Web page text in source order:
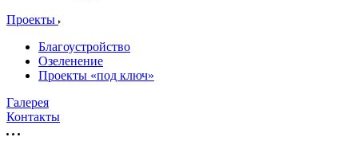
Проекты
Благоустройство
Озеленение
Проекты «под ключ»
Галерея
Контакты